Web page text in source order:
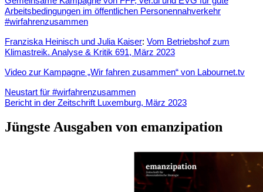
Arbeitsbedingungen im öffentlichen Personennahverkehr
#wirfahrenzusammen
Franziska Heinisch und Julia Kaiser: Vom Betriebshof zum
Klimastreik. Analyse & Kritik 691, März 2023
Video zur Kampagne „Wir fahren zusammen“ von Labournet.tv
Neustart für #wirfahrenzusammen
Bericht in der Zeitschrift Luxemburg, März 2023
Jüngste Ausgaben von emanzipation